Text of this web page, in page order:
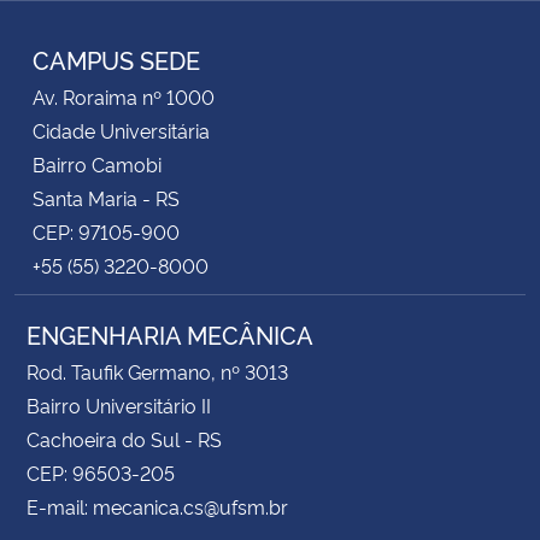
CAMPUS SEDE
Av. Roraima nº 1000
Cidade Universitária
Bairro Camobi
Santa Maria - RS
CEP: 97105-900
+55 (55) 3220-8000
ENGENHARIA MECÂNICA
Rod. Taufik Germano, nº 3013
Bairro Universitário II
Cachoeira do Sul - RS
CEP: 96503-205
E-mail: mecanica.cs@ufsm.br